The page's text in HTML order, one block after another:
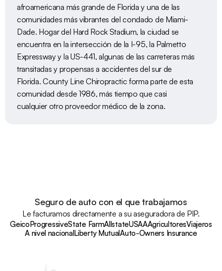
afroamericana más grande de Florida y una de las
comunidades más vibrantes del condado de Miami-
Dade. Hogar del Hard Rock Stadium, la ciudad se
encuentra en la intersección de la I-95, la Palmetto
Expressway y la US-441, algunas de las carreteras más
transitadas y propensas a accidentes del sur de
Florida. County Line Chiropractic forma parte de esta
comunidad desde 1986, más tiempo que casi
cualquier otro proveedor médico de la zona.
Seguro de auto con el que trabajamos
Le facturamos directamente a su aseguradora de PIP.
GeicoProgressiveState FarmAllstateUSAAAgricultoresViajeros
A nivel nacionalLiberty MutualAuto-Owners Insurance